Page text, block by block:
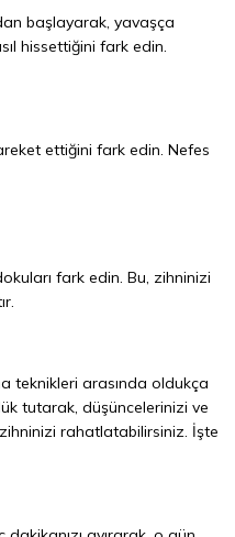
başlayarak, yavaşça
hissettiğini fark edin.
ettiğini fark edin. Nefes
fark edin. Bu, zihninizi
teknikleri arasında oldukça
tutarak, düşüncelerinizi ve
rahatlatabilirsiniz. İşte